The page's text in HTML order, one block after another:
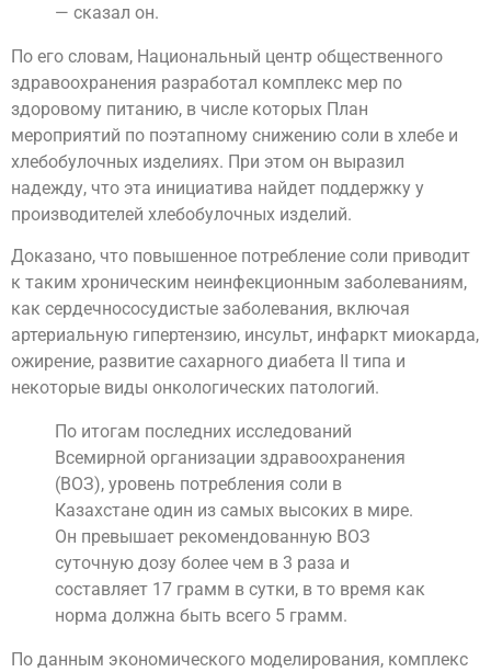
— сказал он.
По его словам, Национальный центр общественного
здравоохранения разработал комплекс мер по
здоровому питанию, в числе которых План
мероприятий по поэтапному снижению соли в хлебе и
хлебобулочных изделиях. При этом он выразил
надежду, что эта инициатива найдет поддержку у
производителей хлебобулочных изделий.
Доказано, что повышенное потребление соли приводит
к таким хроническим неинфекционным заболеваниям,
как сердечнососудистые заболевания, включая
артериальную гипертензию, инсульт, инфаркт миокарда,
ожирение, развитие сахарного диабета II типа и
некоторые виды онкологических патологий.
По итогам последних исследований
Всемирной организации здравоохранения
(ВОЗ), уровень потребления соли в
Казахстане один из самых высоких в мире.
Он превышает рекомендованную ВОЗ
суточную дозу более чем в 3 раза и
составляет 17 грамм в сутки, в то время как
норма должна быть всего 5 грамм.
По данным экономического моделирования, комплекс